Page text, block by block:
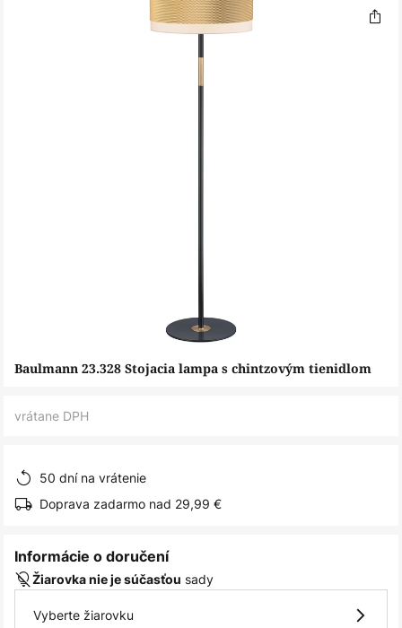
Preskočiť
Baulmann 23.328 Stojacia lampa s chintzovým tienidlom
vrátane DPH
50 dní na vrátenie
Doprava zadarmo nad 29,99 €
Informácie o doručení
Žiarovka nie je súčasťou sady
Vyberte žiarovku